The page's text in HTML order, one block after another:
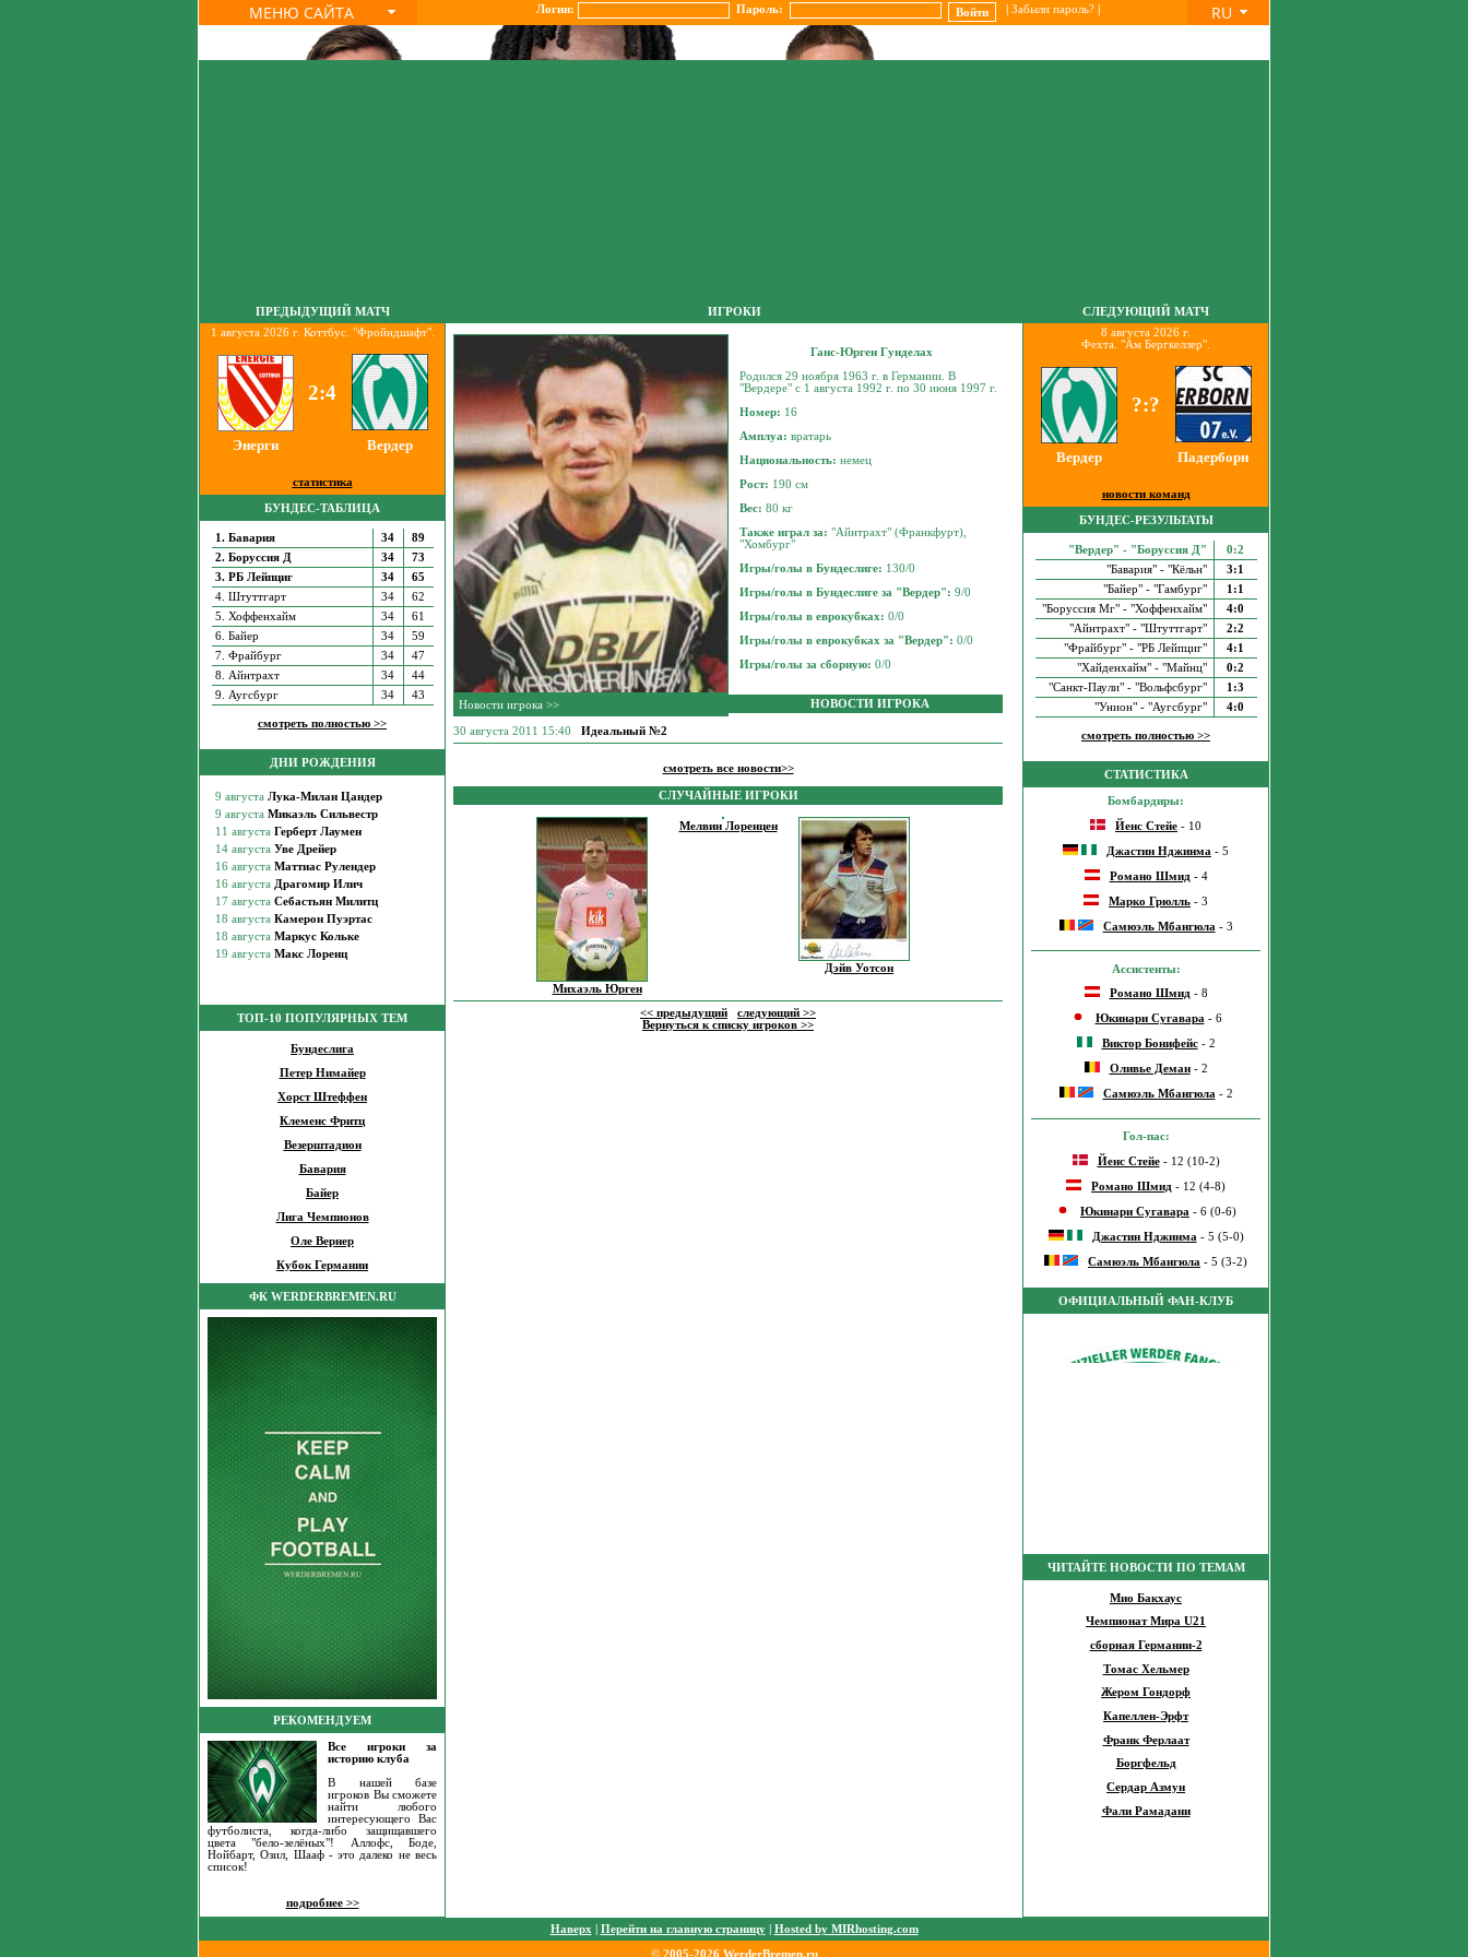
МЕНЮ САЙТА Логин: Пароль: Забыли пароль?| RU
ПРЕДЫДУЩИЙ МАТЧ
1 августа 2026 г. Коттбус. "Фройндшафт".
2:4
Энерги Вердер
статистика
БУНДЕС-ТАБЛИЦА
1. Бавария 34
89
2. Боруссия Д
34
73
3. РБ Лейпциг
34
65
4. Штуттгарт
34
62
5. Хоффенхайм
34
61
6. Байер
34
59
7. Фрайбург
34
47
8. Айнтрахт
34
44
9. Аугсбург
34 43
смотреть полностью >>
ДНИ РОЖДЕНИЯ
ТОП-10 ПОПУЛЯРНЫХ ТЕМ
Бундеслига
Петер Нимайер
Хорст Штеффен
Клеменс Фритц
Везерштадион
Бавария
Байер
Лига Чемпионов
Оле Вернер
Кубок Германии
ФК WERDERBREMEN.RU
РЕКОМЕНДУЕМ
Все игроки за
историю клуба
В нашей базе
игроков Вы сможете
найти любого
интересующего Вас
футболиста, когда-либо защищавшего
цвета "бело-зелёных"! Аллофс, Боде,
Нойбарт, Озил, Шааф - это далеко не весь
список!
подробнее >>
ИГРОКИ
Новости игрока >>
Ганс-Юрген Гунделах
Родился 29 ноября 1963 г. в Германии. В
"Вердере" с 1 августа 1992 г. по 30 июня 1997 г.
Номер: 16
Амплуа: вратарь
Национальность: немец
Рост: 190 см
Вес: 80 кг
Также играл за: "Айнтрахт" (Франкфурт),
"Хомбург"
Игры/голы в Бундеслиге: 130/0
Игры/голы в Бундеслиге за "Вердер": 9/0
Игры/голы в еврокубках: 0/0
Игры/голы в еврокубках за "Вердер": 0/0
Игры/голы за сборную: 0/0
НОВОСТИ ИГРОКА
30 августа 2011 15:40 Идеальный №2
смотреть все новости>>
СЛУЧАЙНЫЕ ИГРОКИ
Михаэль Юрген
Мелвин Лоренцен
Дэйв Уотсон
<< предыдущий
следующий >>
Вернуться к списку игроков >>
СЛЕДУЮЩИЙ МАТЧ
8 августа 2026 г.
Фехта. "Ам Бергкеллер".
?:?
Вердер Падерборн
новости команд
БУНДЕС-РЕЗУЛЬТАТЫ
"Вердер" - "Боруссия Д"
0:2
"Бавария" - "Кёльн"
3:1
"Байер" - "Гамбург"
1:1
"Боруссия Мг" - "Хоффенхайм"
4:0
"Айнтрахт" - "Штуттгарт"
2:2
"Фрайбург" - "РБ Лейпциг"
4:1
"Хайденхайм" - "Майнц"
0:2
"Санкт-Паули" - "Вольфсбург"
1:3
"Унион" - "Аугсбург"
4:0
смотреть полностью >>
СТАТИСТИКА
Бомбардиры:
Йенс Стейе - 10
Джастин Нджинма - 5
Романо Шмид- 4
Марко Грюлль - 3
Самюэль Мбангюла - 3
Ассистенты:
Романо Шмид- 8
Юкинари Сугавара- 6
Виктор Бонифейс- 2
Оливье Деман- 2
Самюэль Мбангюла- 2
Гол-пас:
Йенс Стейе- 12 (10-2)
Романо Шмид - 12 (4-8)
Юкинари Сугавара - 6 (0-6)
Джастин Нджинма - 5 (5-0)
Самюэль Мбангюла - 5 (3-2)
ОФИЦИАЛЬНЫЙ ФАН-КЛУБ
ЧИТАЙТЕ НОВОСТИ ПО ТЕМАМ
Мио Бакхаус
Чемпионат Мира U21
сборная Германии-2
Томас Хельмер
Жером Гондорф
Капеллен-Эрфт
Франк Ферлаат
Боргфельд
Сердар Азмун
Фали Рамадани
Наверх Перейти на главную страницу| Hosted by MIRhosting.com
© 2005-2026 WerderBremen.ru